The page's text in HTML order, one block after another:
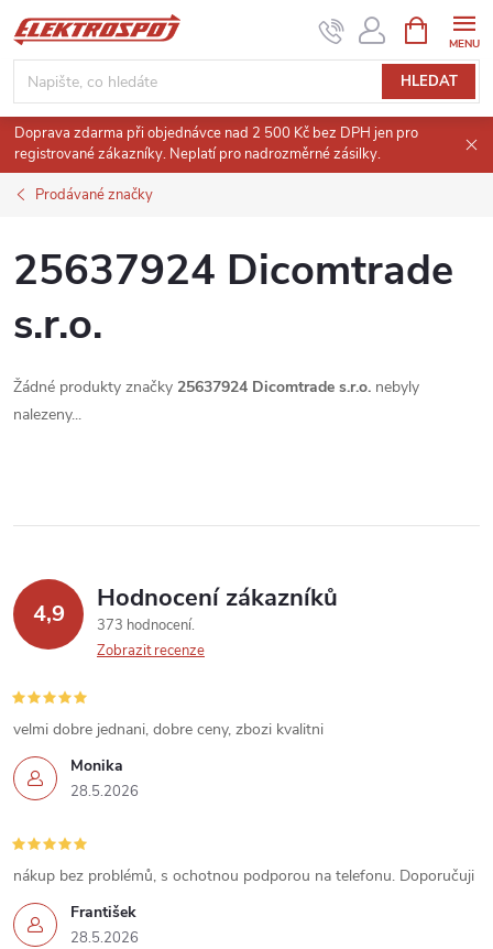
Přejít
na
obsah
HLEDAT
NÁKUPNÍ
KOŠÍK
Doprava zdarma při objednávce nad 2 500 Kč bez DPH jen pro
registrované zákazníky. Neplatí pro nadrozměrné zásilky.
Prodávané značky
25637924 Dicomtrade
s.r.o.
Žádné produkty značky 25637924 Dicomtrade s.r.o. nebyly
nalezeny...
4,9 Hodnocení zákazníků
373 hodnocení
Zobrazit recenze
Monika
28.5.2026
velmi dobre jednani, dobre ceny, zbozi kvalitni
František
28.5.2026
nákup bez problémů, s ochotnou podporou na telefonu. Doporučuji